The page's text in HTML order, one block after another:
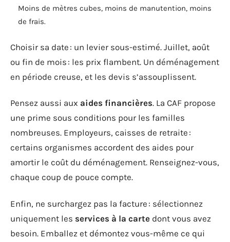
Moins de mètres cubes, moins de manutention, moins
de frais.
Choisir sa date : un levier sous-estimé. Juillet, août
ou fin de mois : les prix flambent. Un déménagement
en période creuse, et les devis s’assouplissent.
Pensez aussi aux aides financières. La CAF propose
une prime sous conditions pour les familles
nombreuses. Employeurs, caisses de retraite :
certains organismes accordent des aides pour
amortir le coût du déménagement. Renseignez-vous,
chaque coup de pouce compte.
Enfin, ne surchargez pas la facture : sélectionnez
uniquement les services à la carte dont vous avez
besoin. Emballez et démontez vous-même ce qui